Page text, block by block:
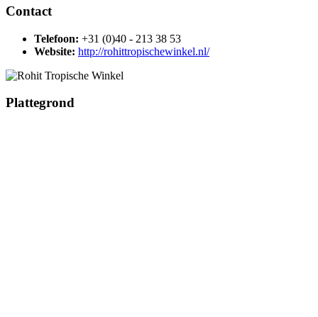
Contact
Telefoon: +31 (0)40 - 213 38 53
Website: http://rohittropischewinkel.nl/
Plattegrond